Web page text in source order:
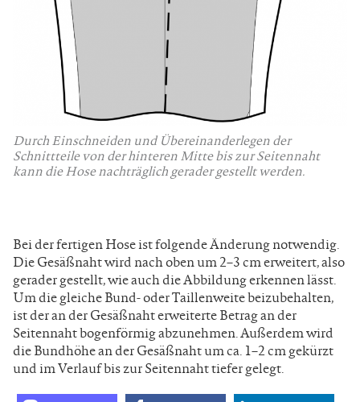
Durch Einschneiden und Übereinanderlegen der
Schnittteile von der hinteren Mitte bis zur Seitennaht
kann die Hose nachträglich gerader gestellt werden.
Bei der fertigen Hose ist folgende Änderung notwendig.
Die Gesäßnaht wird nach oben um 2–3 cm erweitert, also
gerader gestellt, wie auch die Abbildung erkennen lässt.
Um die gleiche Bund- oder Taillenweite beizubehalten,
ist der an der Gesäßnaht erweiterte Betrag an der
Seitennaht bogenförmig abzunehmen. Außerdem wird
die Bundhöhe an der Gesäßnaht um ca. 1–2 cm gekürzt
und im Verlauf bis zur Seitennaht tiefer gelegt.